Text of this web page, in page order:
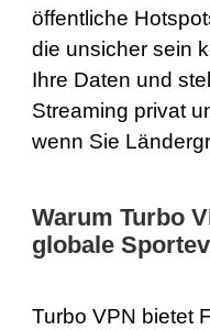
öffentliche
die unsicher sein
Ihre Daten und
Streaming privat
wenn Sie
Warum Turbo
globale
Turbo VPN bietet